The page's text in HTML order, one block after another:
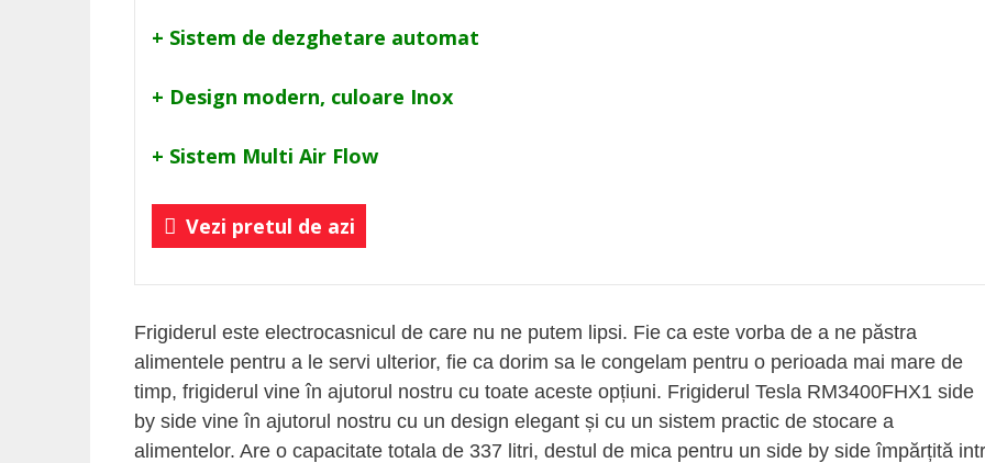
+ Sistem de dezghetare automat
+ Design modern, culoare Inox
+ Sistem Multi Air Flow
Vezi pretul de azi
Frigiderul este electrocasnicul de care nu ne putem lipsi. Fie ca este vorba de a ne păstra
alimentele pentru a le servi ulterior, fie ca dorim sa le congelam pentru o perioada mai mare de
timp, frigiderul vine în ajutorul nostru cu toate aceste opțiuni. Frigiderul Tesla RM3400FHX1 side
by side vine în ajutorul nostru cu un design elegant și cu un sistem practic de stocare a
alimentelor. Are o capacitate totala de 337 litri, destul de mica pentru un side by side împărțită